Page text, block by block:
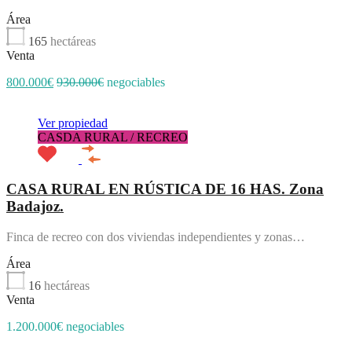
Área
165 hectáreas
Venta
800.000€ 930.000€ negociables
Ver propiedad
CASDA RURAL / RECREO
CASA RURAL EN RÚSTICA DE 16 HAS. Zona
Badajoz.
Finca de recreo con dos viviendas independientes y zonas…
Área
16 hectáreas
Venta
1.200.000€ negociables